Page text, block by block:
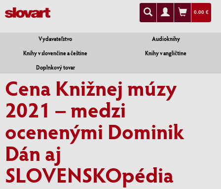
0.00 €
Vydavateľstvo
Audioknihy
Knihy v slovenčine a češtine
Knihy v angličtine
Doplnkový tovar
Cena Knižnej múzy
2021 – medzi
ocenenými Dominik
Dán aj
SLOVENSKOpédia